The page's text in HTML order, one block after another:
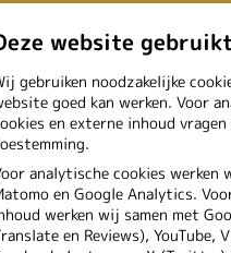
recept voor een
Erasmus MC
park in stuurt
website
gebruiken noodzakelijke
goed kan werken. Voor
en externe inhoud
analytische cookies werken
en Google Analytics.
werken wij samen met
en Reviews), YouTube,